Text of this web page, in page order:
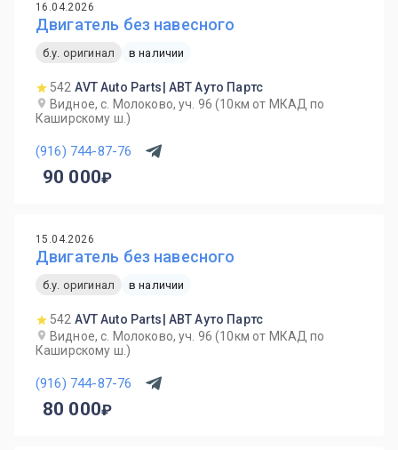
16.04.2026
Двигатель без навесного
б.у. оригинал в наличии
542 AVT Auto Parts| АВТ Ауто Партс
Видное, с. Молоково, уч. 96 (10км от МКАД по
Каширскому ш.)
(916) 744-87-76
90 000
15.04.2026
Двигатель без навесного
б.у. оригинал в наличии
542 AVT Auto Parts| АВТ Ауто Партс
Видное, с. Молоково, уч. 96 (10км от МКАД по
Каширскому ш.)
(916) 744-87-76
80 000